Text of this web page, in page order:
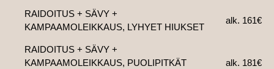
RAIDOITUS + SÄVY +
KAMPAAMOLEIKKAUS, LYHYET HIUKSET
alk. 161€
RAIDOITUS + SÄVY +
KAMPAAMOLEIKKAUS, PUOLIPITKÄT
alk. 181€